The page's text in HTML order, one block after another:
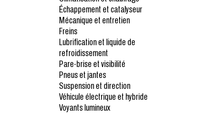
Échappement et catalyseur
Mécanique et entretien
Freins
Lubrification et liquide de
refroidissement
Pare-brise et visibilité
Pneus et jantes
Suspension et direction
Véhicule électrique et hybride
Voyants lumineux